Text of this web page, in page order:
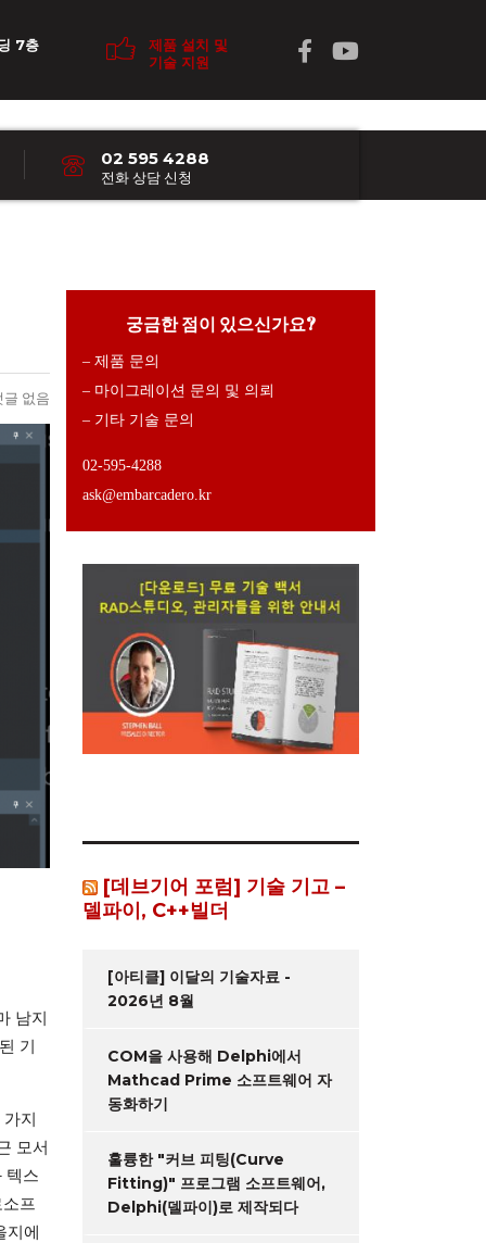
제품 설치 및
기술 지원
7층
02 595 4288
전화 상담 신청
글 없음
남지
기
지
모서
텍스
프
지에
궁금한 점이 있으신가요?
– 제품 문의
– 마이그레이션 문의 및 의뢰
– 기타 기술 문의
02-595-4288
ask@embarcadero.kr
[데브기어 포럼] 기술 기고 –
델파이, C++빌더
[아티클] 이달의 기술자료 -
2026년 8월
COM을 사용해 Delphi에서
Mathcad Prime 소프트웨어 자
동화하기
훌륭한 "커브 피팅(Curve
Fitting)" 프로그램 소프트웨어,
Delphi(델파이)로 제작되다